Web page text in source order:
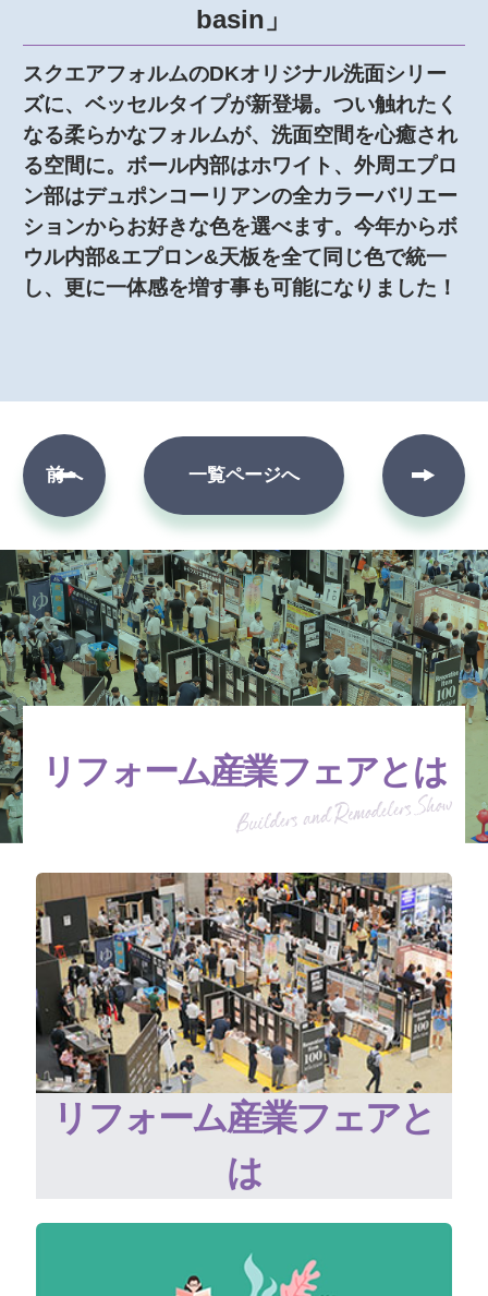
basin」
スクエアフォルムのDKオリジナル洗面シリー
ズに、ベッセルタイプが新登場。つい触れたく
なる柔らかなフォルムが、洗面空間を心癒され
る空間に。ボール内部はホワイト、外周エプロ
ン部はデュポンコーリアンの全カラーバリエー
ションからお好きな色を選べます。今年からボ
ウル内部&エプロン&天板を全て同じ色で統一
し、更に一体感を増す事も可能になりました！
前へ 一覧ページへ
次へ
リフォーム産業フェアとは
リフォーム産業フェアと
は